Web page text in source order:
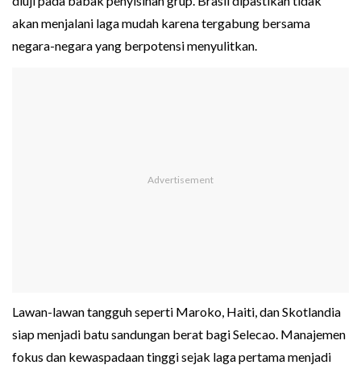
akan menjalani laga mudah karena tergabung bersama
negara-negara yang berpotensi menyulitkan.
Lawan-lawan tangguh seperti Maroko, Haiti, dan Skotlandia
siap menjadi batu sandungan berat bagi Selecao. Manajemen
fokus dan kewaspadaan tinggi sejak laga pertama menjadi